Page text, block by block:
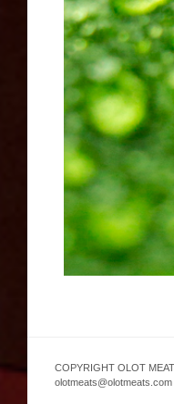
COPYRIGHT OLOT